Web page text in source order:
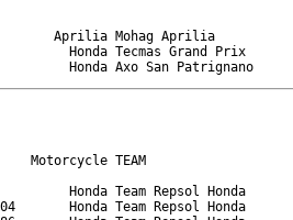
Aprilia Mohag Aprilia
Honda Tecmas Grand Prix
Honda Axo San Patrignano
TEAM
Honda Team Repsol Honda
Honda Team Repsol Honda